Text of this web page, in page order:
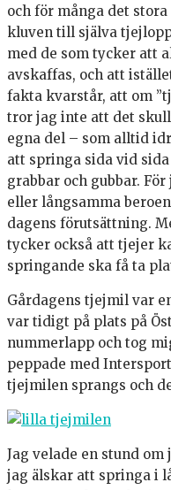
och för många det
kluven till själva
med de som tycker att
avskaffas, och att
fakta kvarstår, att om
tror jag inte att det
egna del – som alltid
att springa sida vid
grabbar och gubbar.
eller långsamma
dagens förutsättning.
tycker också att tjejer
springande ska få ta
Gårdagens tjejmil var
var tidigt på plats på
nummerlapp och tog
peppade med
tjejmilen sprangs och
Jag velade en stund
jag älskar att springa i